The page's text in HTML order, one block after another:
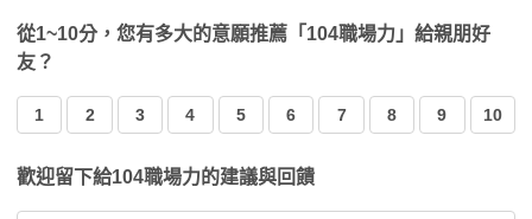
從1~10分，您有多大的意願推薦「104職場力」給親朋好
友？
1 2 3 4 5 6 7 8 9 10
歡迎留下給104職場力的建議與回饋